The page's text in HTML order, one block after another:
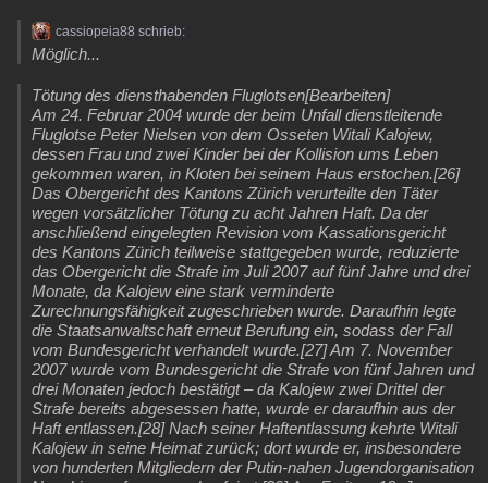
cassiopeia88 schrieb:
Möglich...
Tötung des diensthabenden Fluglotsen[Bearbeiten]
Am 24. Februar 2004 wurde der beim Unfall dienstleitende
Fluglotse Peter Nielsen von dem Osseten Witali Kalojew,
dessen Frau und zwei Kinder bei der Kollision ums Leben
gekommen waren, in Kloten bei seinem Haus erstochen.[26]
Das Obergericht des Kantons Zürich verurteilte den Täter
wegen vorsätzlicher Tötung zu acht Jahren Haft. Da der
anschließend eingelegten Revision vom Kassationsgericht
des Kantons Zürich teilweise stattgegeben wurde, reduzierte
das Obergericht die Strafe im Juli 2007 auf fünf Jahre und drei
Monate, da Kalojew eine stark verminderte
Zurechnungsfähigkeit zugeschrieben wurde. Daraufhin legte
die Staatsanwaltschaft erneut Berufung ein, sodass der Fall
vom Bundesgericht verhandelt wurde.[27] Am 7. November
2007 wurde vom Bundesgericht die Strafe von fünf Jahren und
drei Monaten jedoch bestätigt – da Kalojew zwei Drittel der
Strafe bereits abgesessen hatte, wurde er daraufhin aus der
Haft entlassen.[28] Nach seiner Haftentlassung kehrte Witali
Kalojew in seine Heimat zurück; dort wurde er, insbesondere
von hunderten Mitgliedern der Putin-nahen Jugendorganisation